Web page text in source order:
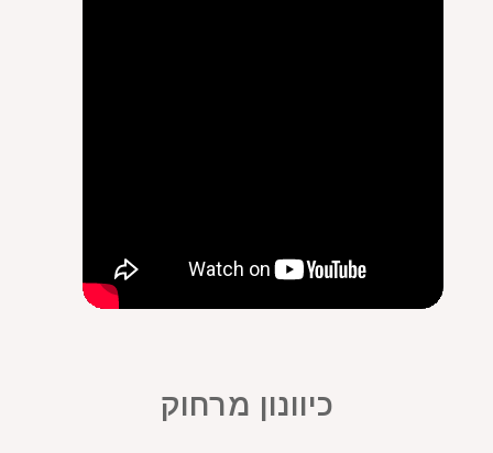
כיוונון מרחוק